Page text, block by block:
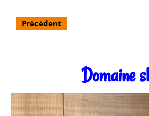
Précédent
Domaine